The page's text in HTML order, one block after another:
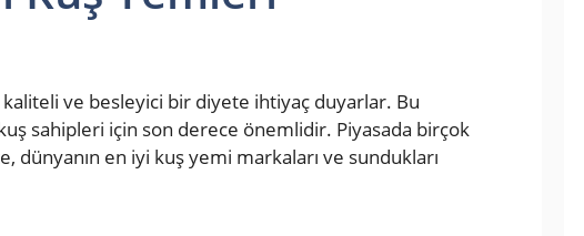
kaliteli ve besleyici bir diyete ihtiyaç duyarlar. Bu
sahipleri için son derece önemlidir. Piyasada birçok
dünyanın en iyi kuş yemi markaları ve sundukları